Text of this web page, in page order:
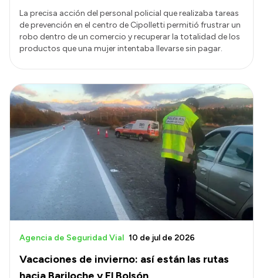
La precisa acción del personal policial que realizaba tareas
de prevención en el centro de Cipolletti permitió frustrar un
robo dentro de un comercio y recuperar la totalidad de los
productos que una mujer intentaba llevarse sin pagar.
Vacaciones de invierno: así están las rutas
Agencia de Seguridad Vial 10 de jul de 2026